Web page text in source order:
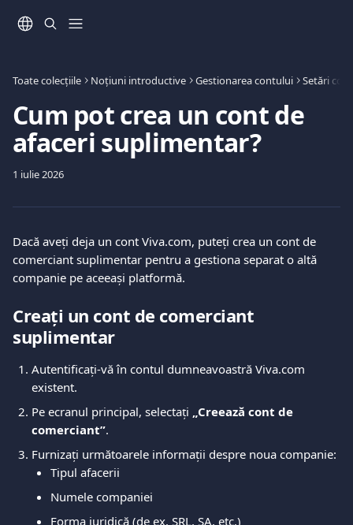
Toate colecțiile Noțiuni introductive Gestionarea contului Setări cont
Cum pot crea un cont de
afaceri suplimentar?
1 iulie 2026
Dacă aveți deja un cont Viva.com, puteți crea un cont de
comerciant suplimentar pentru a gestiona separat o altă
companie pe aceeași platformă.
Creați un cont de comerciant
suplimentar
Autentificați-vă în contul dumneavoastră Viva.com
existent.
Pe ecranul principal, selectați „Creează cont de
comerciant”.
Furnizați următoarele informații despre noua companie:
Tipul afacerii
Numele companiei
Forma juridică (de ex. SRL, SA, etc.)